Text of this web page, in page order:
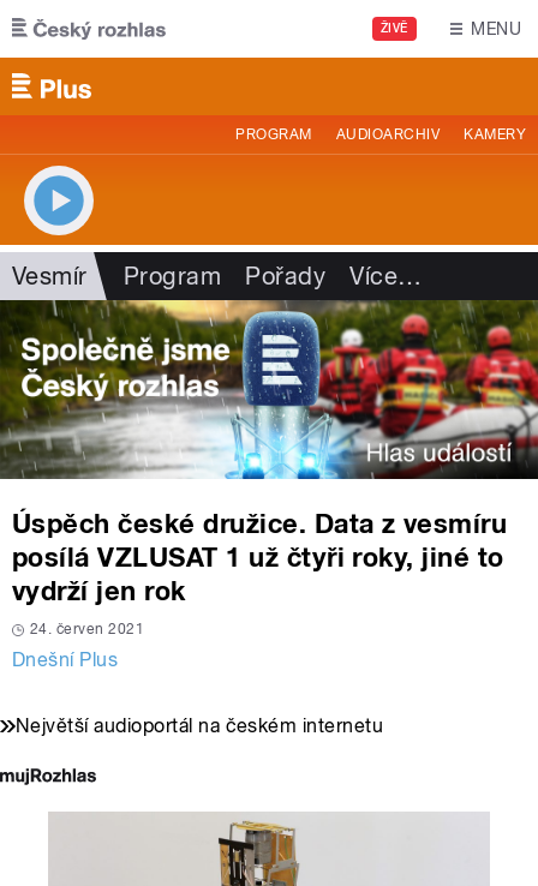
Přejít k hlavnímu obsahu
ŽIVĚ MENU
PROGRAM AUDIOARCHIV KAMERY
Vesmír Program Pořady Více…
Úspěch české družice. Data z vesmíru
posílá VZLUSAT 1 už čtyři roky, jiné to
vydrží jen rok
24. červen 2021
Dnešní Plus
Největší audioportál na českém internetu